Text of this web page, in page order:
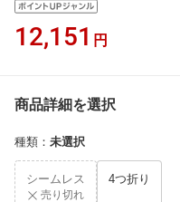
12,151 円
商品詳細を選択
種類 ： 未選択
シームレス
売り切れ
4つ折り